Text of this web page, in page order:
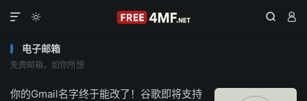
  

电子邮箱
免费邮箱，如你所想
你的Gmail名字终于能改了！谷歌即将支持